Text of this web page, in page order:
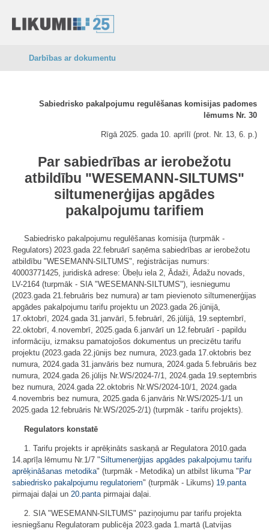
Darbības ar dokumentu
Sabiedrisko pakalpojumu regulēšanas komisijas padomes
lēmums Nr. 30
Rīgā 2025. gada 10. aprīlī (prot. Nr. 13, 6. p.)
Par sabiedrības ar ierobežotu
atbildību "WESEMANN-SILTUMS"
siltumenerģijas apgādes
pakalpojumu tarifiem
Sabiedrisko pakalpojumu regulēšanas komisija (turpmāk -
Regulators) 2023.gada 22.februārī saņēma sabiedrības ar ierobežotu
atbildību "WESEMANN-SILTUMS", reģistrācijas numurs:
40003771425, juridiskā adrese: Ūbeļu iela 2, Ādaži, Ādažu novads,
LV-2164 (turpmāk - SIA "WESEMANN-SILTUMS"), iesniegumu
(2023.gada 21.februāris bez numura) ar tam pievienoto siltumenerģijas
apgādes pakalpojumu tarifu projektu un 2023.gada 26.jūnijā,
17.oktobrī, 2024.gada 31.janvārī, 5.februārī, 26.jūlijā, 19.septembrī,
22.oktobrī, 4.novembrī, 2025.gada 6.janvārī un 12.februārī - papildu
informāciju, izmaksu pamatojošos dokumentus un precizētu tarifu
projektu (2023.gada 22.jūnijs bez numura, 2023.gada 17.oktobris bez
numura, 2024.gada 31.janvāris bez numura, 2024.gada 5.februāris bez
numura, 2024.gada 26.jūlijs Nr.WS/2024-7/1, 2024.gada 19.septembris
bez numura, 2024.gada 22.oktobris Nr.WS/2024-10/1, 2024.gada
4.novembris bez numura, 2025.gada 6.janvāris Nr.WS/2025-1/1 un
2025.gada 12.februāris Nr.WS/2025-2/1) (turpmāk - tarifu projekts).
Regulators konstatē
1. Tarifu projekts ir aprēķināts saskaņā ar Regulatora 2010.gada
14.aprīļa lēmumu Nr.1/7 "Siltumenerģijas apgādes pakalpojumu tarifu
aprēķināšanas metodika" (turpmāk - Metodika) un atbilst likuma " Par
sabiedrisko pakalpojumu regulatoriem" (turpmāk - Likums) 19.panta
pirmajai daļai un 20.pantapirmajai daļai.
2. SIA "WESEMANN-SILTUMS" paziņojumu par tarifu projekta
iesniegšanu Regulatoram publicēja 2023.gada 1.martā (Latvijas